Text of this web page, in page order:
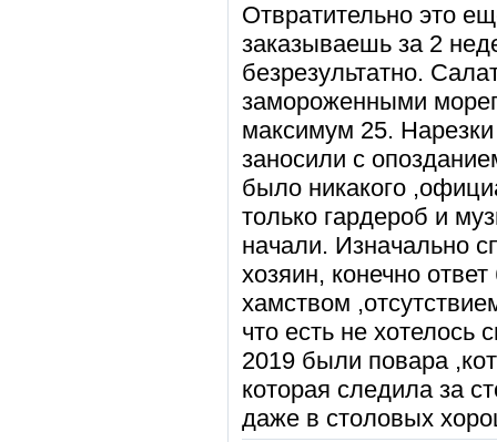
Отвратительно это
заказываешь за 2
безрезультатно.
замороженными
максимум 25.
заносили с
было никакого
только гардероб и
начали. Изначально
хозяин, конечно
хамством
что есть не хотелось
2019 были повара
которая следила за
даже в столовых